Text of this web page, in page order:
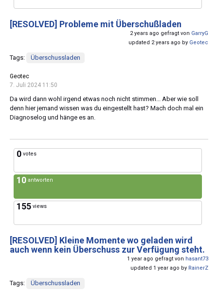
[RESOLVED] Probleme mit Überschußladen
2 years ago gefragt von GarryG
updated 2 years ago by Geotec
Tags: Überschussladen
Geotec
7. Juli 2024 11:50
Da wird dann wohl irgend etwas noch nicht stimmen... Aber wie soll
denn hier jemand wissen was du eingestellt hast? Mach doch mal ein
Diagnoselog und hänge es an.
0 votes
10 antworten
155 views
[RESOLVED] Kleine Momente wo geladen wird
auch wenn kein Überschuss zur Verfügung steht.
1 year ago gefragt von hasant73
updated 1 year ago by RainerZ
Tags: Überschussladen